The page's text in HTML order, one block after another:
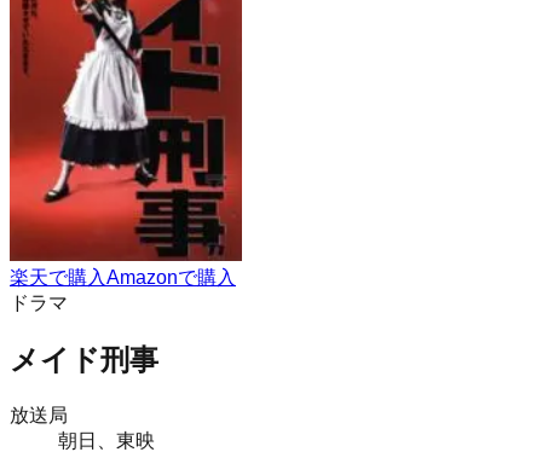
楽天で購入Amazonで購入
ドラマ
メイド刑事
放送局
朝日、東映